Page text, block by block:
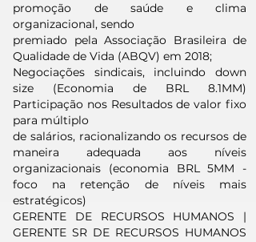
promoção de saúde e clima
organizacional, sendo
premiado pela Associação Brasileira de
Qualidade de Vida (ABQV) em 2018;
Negociações sindicais, incluindo down
size (Economia de BRL 8.1MM)
Participação nos Resultados de valor fixo
para múltiplo
de salários, racionalizando os recursos de
maneira adequada aos níveis
organizacionais (economia BRL 5MM -
foco na retenção de níveis mais
estratégicos)
GERENTE DE RECURSOS HUMANOS |
GERENTE SR DE RECURSOS HUMANOS